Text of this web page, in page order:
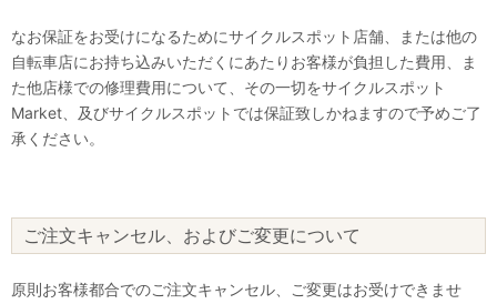
なお保証をお受けになるためにサイクルスポット店舗、または他の
自転車店にお持ち込みいただくにあたりお客様が負担した費用、ま
た他店様での修理費用について、その一切をサイクルスポット
Market、及びサイクルスポットでは保証致しかねますので予めご了
承ください。
ご注文キャンセル、およびご変更について
原則お客様都合でのご注文キャンセル、ご変更はお受けできませ